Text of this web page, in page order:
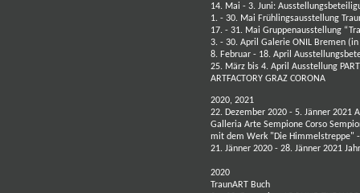
14. Mai - 3. Juni:
1. - 30. Mai Frühlingsausstellung
17. - 31. Mai Gruppenausstellung
3. - 30. April Galerie ONIL Bremen
8. Februar - 18. April
25. März bis 4. April Ausstellung
ARTFACTORY GRAZ CORONA
2020, 2021
22. Dezember 2020 - 5. Jänner
Galleria Arte Sempione Corso
mit dem Werk "Die Himmelstreppe"
21. Jänner 2020 - 28. Jänner 2021
2020
TraunART Buch